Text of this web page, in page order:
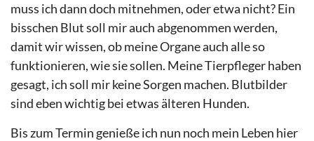
muss ich dann doch mitnehmen, oder etwa nicht? Ein
bisschen Blut soll mir auch abgenommen werden,
damit wir wissen, ob meine Organe auch alle so
funktionieren, wie sie sollen. Meine Tierpfleger haben
gesagt, ich soll mir keine Sorgen machen. Blutbilder
sind eben wichtig bei etwas älteren Hunden.
Bis zum Termin genieße ich nun noch mein Leben hier